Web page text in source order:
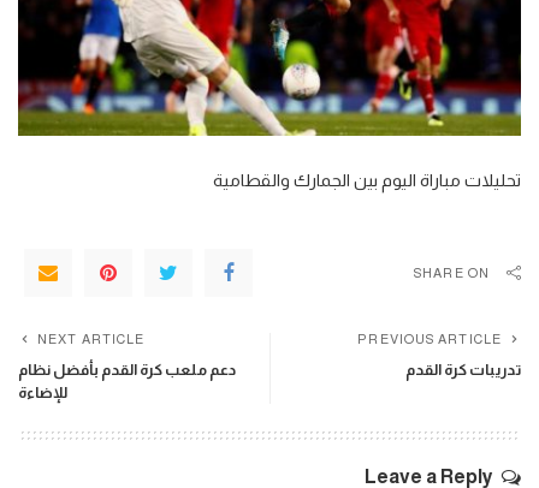
تحليلات مباراة اليوم بين الجمارك والقطامية
SHARE ON
PREVIOUS ARTICLE
تدريبات كرة القدم
NEXT ARTICLE
دعم ملعب كرة القدم بأفضل نظام
للإضاءة
Leave a Reply